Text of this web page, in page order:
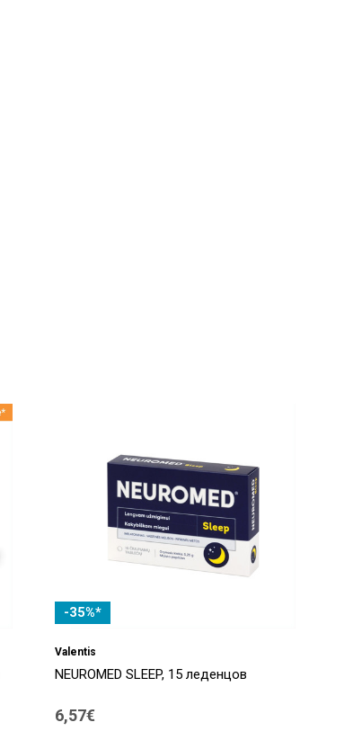
-35%*
Valentis
NEUROMED SLEEP, 15 леденцов
6,57€